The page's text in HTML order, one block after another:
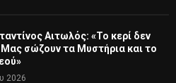
Αιτωλός: «Το κερί δεν
σώζουν τα Μυστήρια και το
2026